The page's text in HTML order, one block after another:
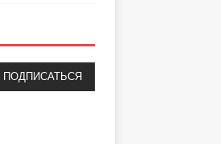
ПОДПИСАТЬСЯ